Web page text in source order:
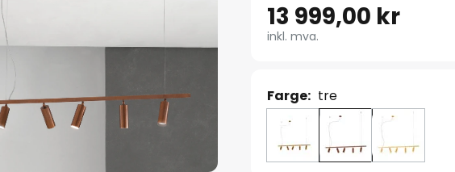
13 999,00 kr
inkl. mva.
Farge: tre